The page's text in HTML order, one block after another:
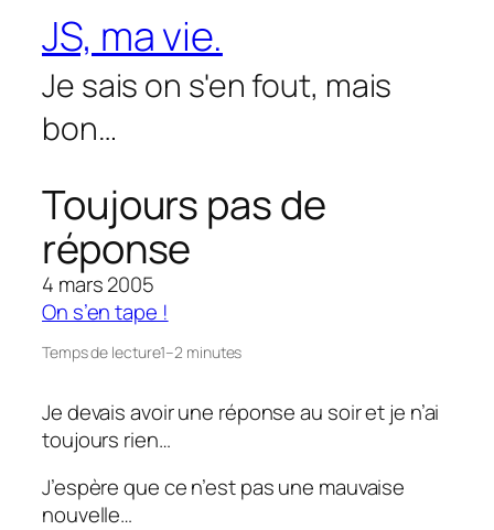
contenu
JS, ma vie.
Je sais on s'en fout, mais
bon…
Toujours pas de
réponse
4 mars 2005
On s’en tape !
Temps de lecture1–2 minutes
Je devais avoir une réponse au soir et je n’ai
toujours rien…
J’espère que ce n’est pas une mauvaise
nouvelle…